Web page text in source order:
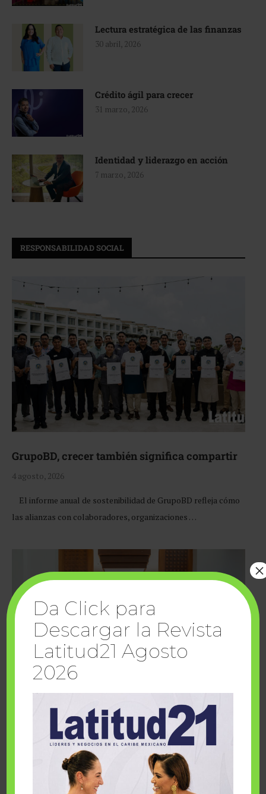
Lectura estratégica de las finanzas
30 abril, 2026
Crédito ágil para crecer
31 marzo, 2026
Identidad y liderazgo en acción
7 marzo, 2026
RESPONSABILIDAD SOCIAL
GrupoBD, crecer también significa compartir
4 agosto, 2026
El informe anual de sostenibilidad de GrupoBD refleja cómo
las alianzas con colaboradores, organizaciones …
Cuando la solidaridad inspira; cumplen
sueños Fairmont Mayakoba y Make-A-Wish
Da Click para
Descargar la Revista
Latitud21 Agosto
2026
×